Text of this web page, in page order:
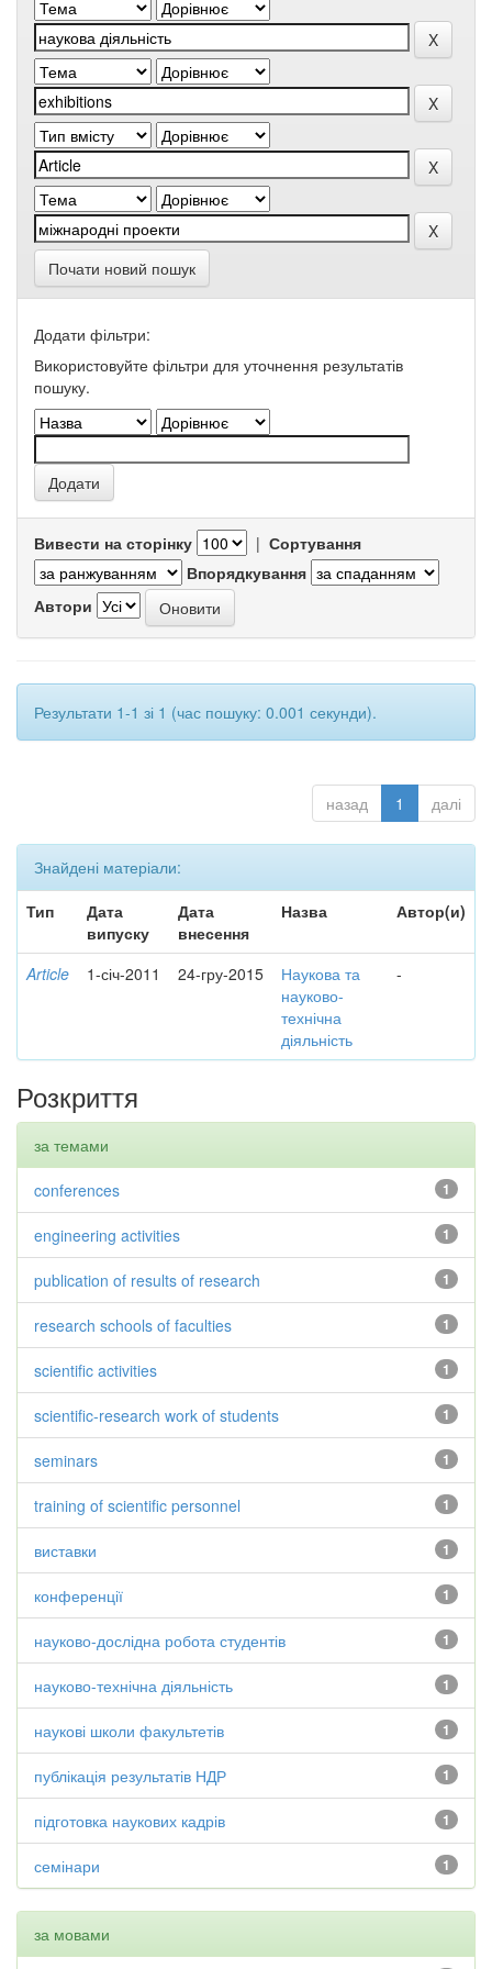
Почати новий пошук
Додати фільтри:
Використовуйте фільтри для уточнення результатів
пошуку.
Вивести на сторінку | Сортування
Впорядкування
Автори
Результати 1-1 зі 1 (час пошуку: 0.001 секунди).
назад 1 далі
Знайдені матеріали:
Тип
Дата
випуску
Дата
внесення
Назва Автор(и)
Article 1-січ-2011 24-гру-2015
Наукова та
науково-
технічна
діяльність
-
Розкриття
за темами
1
conferences
1
engineering activities
1
publication of results of research
1
research schools of faculties
1
scientific activities
1
scientific-research work of students
1
seminars
1
training of scientific personnel
1
виставки
1
конференції
1
науково-дослідна робота студентів
1
науково-технічна діяльність
1
наукові школи факультетів
1
публікація результатів НДР
1
підготовка наукових кадрів
1
семінари
за мовами